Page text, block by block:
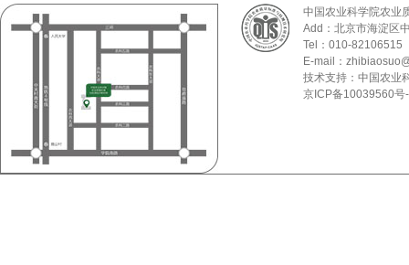
中国农业科学院农业
Add：北京市海淀区
Tel：010-
E-mail：
技术支持：中国农业
京ICP备10039560号